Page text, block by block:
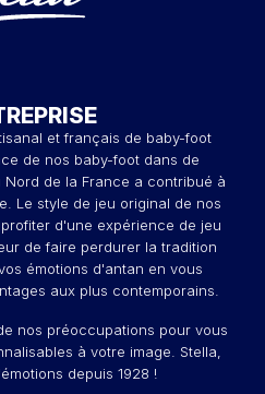
et français de baby-foot
de nos baby-foot dans de
de la France a contribué à
Le style de jeu original de nos
d'une expérience de jeu
de faire perdurer la tradition
émotions d'antan en vous
aux plus contemporains.
nos préoccupations pour vous
à votre image. Stella,
depuis 1928 !